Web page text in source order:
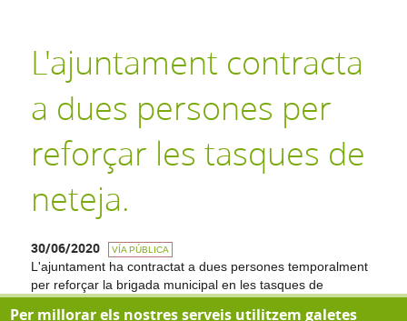
L'ajuntament contracta
a dues persones per
reforçar les tasques de
neteja.
30/06/2020 VÍA PÚBLICA
L'ajuntament ha contractat a dues persones temporalment
per reforçar la brigada municipal en les tasques de
Per millorar els nostres serveis utilitzem galetes